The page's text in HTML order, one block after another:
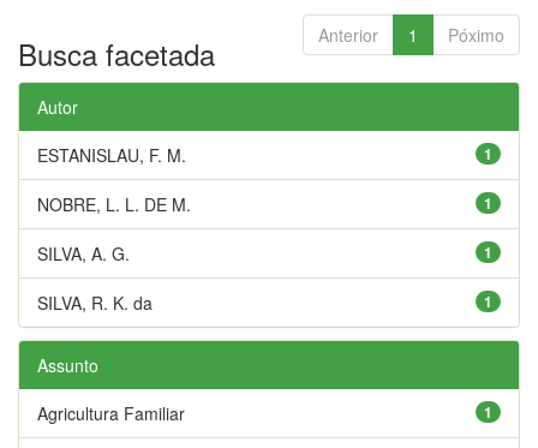
Anterior 1 Póximo
Busca facetada
Autor
1
ESTANISLAU, F. M.
1
NOBRE, L. L. DE M.
1
SILVA, A. G.
1
SILVA, R. K. da
Assunto
1
Agricultura Familiar